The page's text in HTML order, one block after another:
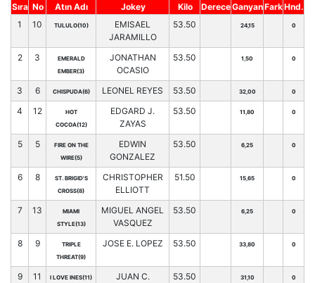
Sıra No Atın Adı Jokey Kilo DereceGanyanFarkHnd.
1
10 TULULO(10)
EMISAEL
JARAMILLO
53.50 24,15 0
2 3
EMERALD
EMBER(3)
JONATHAN
OCASIO
53.50 1,50 0
3 6 CHISPUDA(6) LEONEL REYES 53.50 32,00 0
4 12
HOT
COCOA(12)
EDGARD J.
ZAYAS
53.50 11,80 0
5 5
FIRE ON THE
WIRE(5)
EDWIN
GONZALEZ
53.50 6,25 0
6 8
ST. BRIGID'S
CROSS(8)
CHRISTOPHER
ELLIOTT
51.50 15,65 0
7 13
MIAMI
STYLE(13)
MIGUEL ANGEL
VASQUEZ
53.50 6,25 0
8 9
TRIPLE
THREAT(9)
JOSE E. LOPEZ 53.50 33,80 0
9 11 I LOVE INES(11)
JUAN C.
53.50 31,10 0